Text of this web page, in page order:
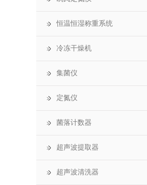
恒温恒湿称重系统
冷冻干燥机
集菌仪
定氮仪
菌落计数器
超声波提取器
超声波清洗器